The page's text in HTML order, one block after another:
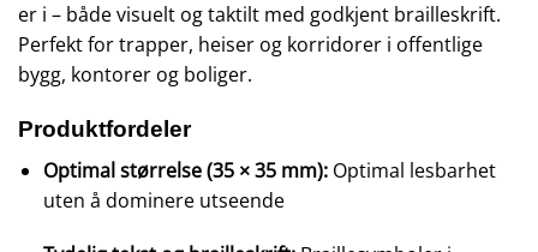
er i – både visuelt og taktilt med godkjent brailleskrift.
Perfekt for trapper, heiser og korridorer i offentlige
bygg, kontorer og boliger.
Produktfordeler
Optimal størrelse (35 × 35 mm):Optimal lesbarhet
uten å dominere utseende